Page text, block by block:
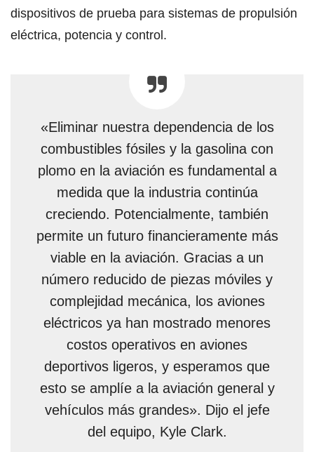
dispositivos de prueba para sistemas de propulsión
eléctrica, potencia y control.
«Eliminar nuestra dependencia de los
combustibles fósiles y la gasolina con
plomo en la aviación es fundamental a
medida que la industria continúa
creciendo. Potencialmente, también
permite un futuro financieramente más
viable en la aviación. Gracias a un
número reducido de piezas móviles y
complejidad mecánica, los aviones
eléctricos ya han mostrado menores
costos operativos en aviones
deportivos ligeros, y esperamos que
esto se amplíe a la aviación general y
vehículos más grandes». Dijo el jefe
del equipo, Kyle Clark.